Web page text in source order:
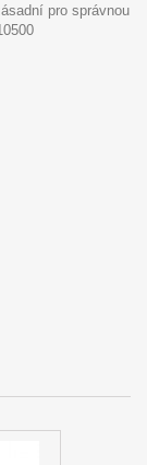
pro správnou